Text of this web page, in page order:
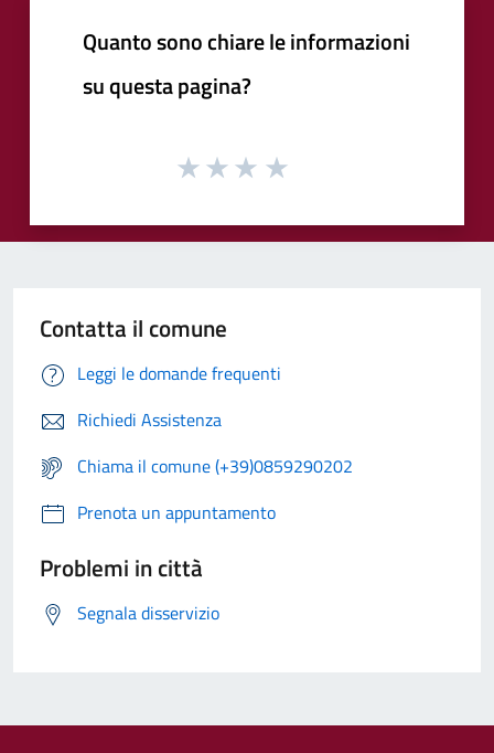
Quanto sono chiare le informazioni
su questa pagina?
Contatta il comune
Leggi le domande frequenti
Richiedi Assistenza
Chiama il comune (+39)0859290202
Prenota un appuntamento
Problemi in città
Segnala disservizio